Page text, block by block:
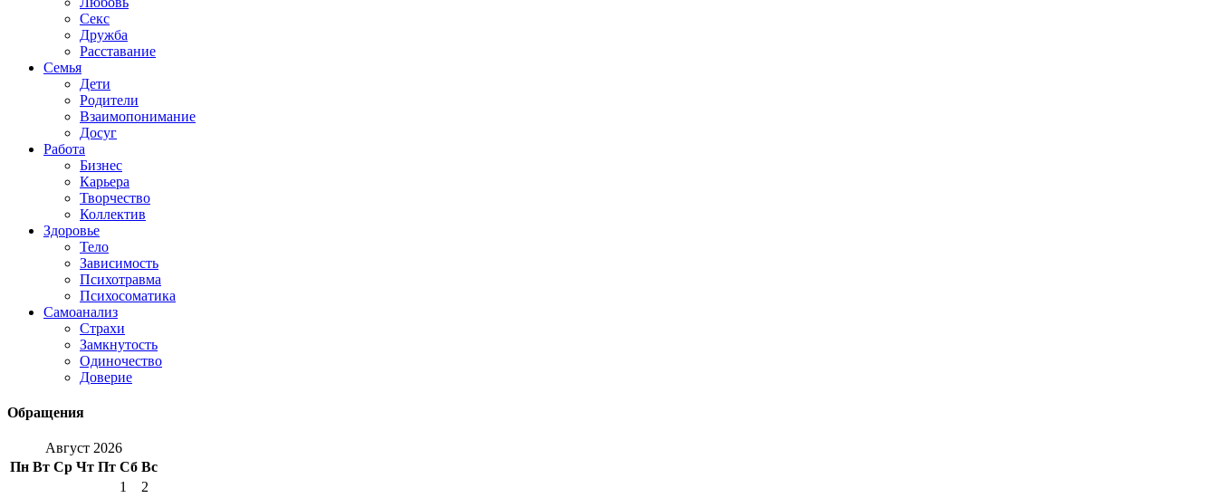
Секс
Дружба
Расставание
Семья
Дети
Родители
Взаимопонимание
Досуг
Работа
Бизнес
Карьера
Творчество
Коллектив
Здоровье
Тело
Зависимость
Психотравма
Психосоматика
Самоанализ
Страхи
Замкнутость
Одиночество
Доверие
Обращения
Август 2026
Пн Вт Ср Чт Пт Сб Вс
1
2